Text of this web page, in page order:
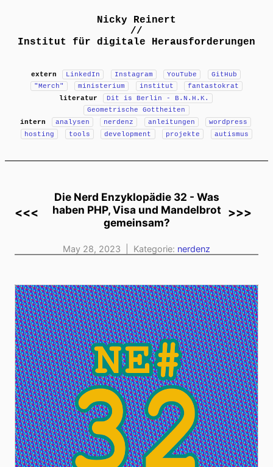
Nicky Reinert
//
Institut für digitale Herausforderungen
extern LinkedIn Instagram YouTube
GitHub
"Merch"
ministerium institut
fantastokrat
literatur
Dit is Berlin - B.N.H.K.
Geometrische Gottheiten
intern
analysen nerdenz anleitungen
wordpress
hosting
tools development projekte autismus
<<<
Die Nerd Enzyklopädie 32 - Was
haben PHP, Visa und Mandelbrot
gemeinsam?
>>>
May 28, 2023 | Kategorie: nerdenz